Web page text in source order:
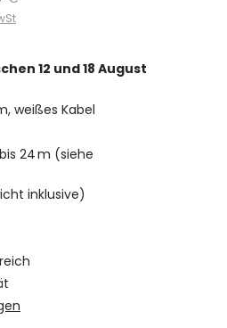
12 und 18 August
weißes Kabel
24 m (siehe
inklusive)